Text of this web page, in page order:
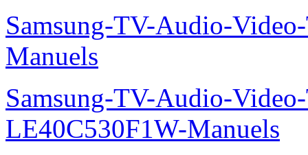
Samsung-TV-Audio-
Manuels
Samsung-TV-Audio-
LE40C530F1W-Manuels